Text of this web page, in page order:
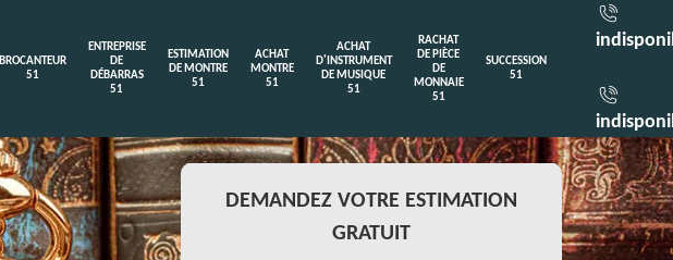
BROCANTEUR
51
ENTREPRISE
DE
DÉBARRAS
51
ESTIMATION
DE MONTRE
51
ACHAT
MONTRE
51
ACHAT
D'INSTRUMENT
DE MUSIQUE
51
RACHAT
DE PIÈCE
DE
MONNAIE
51
SUCCESSION
51
DEMANDEZ VOTRE ESTIMATION
GRATUIT